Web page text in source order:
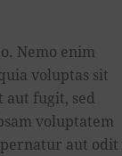
Nemo enim
voluptas sit
fugit, sed
voluptatem
aut odit